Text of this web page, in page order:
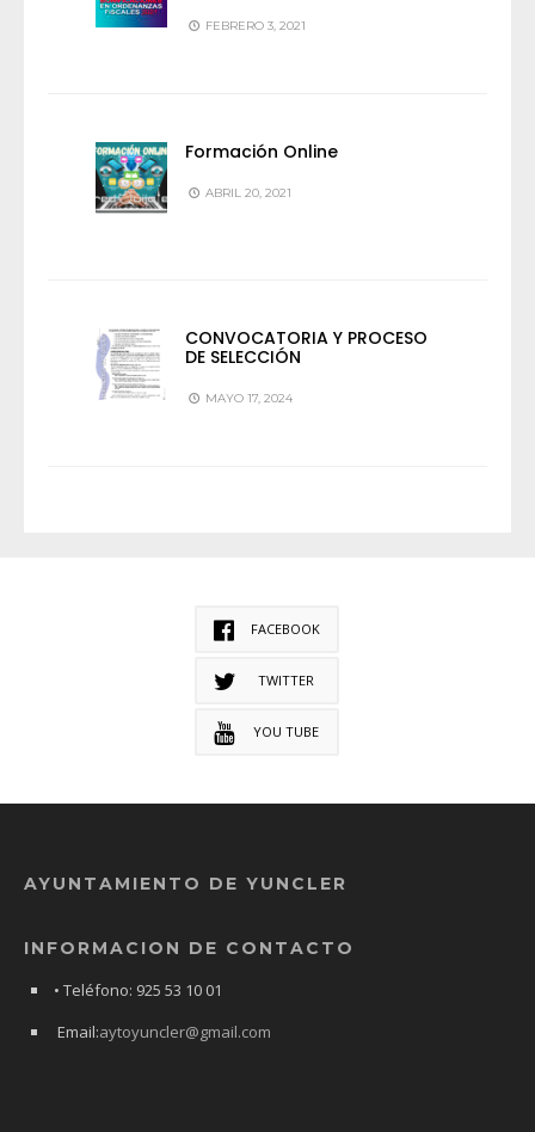
FEBRERO 3, 2021
Formación Online
ABRIL 20, 2021
CONVOCATORIA Y PROCESO
DE SELECCIÓN
MAYO 17, 2024
FACEBOOK
TWITTER
YOU TUBE
AYUNTAMIENTO DE YUNCLER
INFORMACION DE CONTACTO
• Teléfono: 925 53 10 01
Email:aytoyuncler@gmail.com